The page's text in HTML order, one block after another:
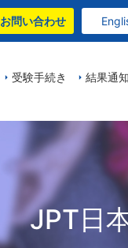
受験手続き 結果通知
お問い合わせ
JPT日